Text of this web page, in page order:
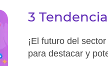
3
¡El futuro del
para destacar y